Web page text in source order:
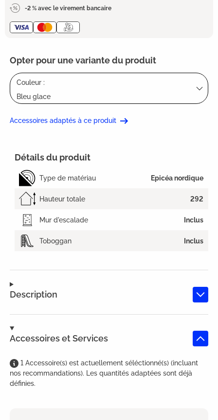
-2 % avec le virement bancaire
Opter pour une variante du produit
Couleur :
Bleu glace
Accessoires adaptés à ce produit
Description
Accessoires et Services
1 Accessoire(s) est actuellement séléctionné(s) (incluant
nos recommandations). Les quantités adaptées sont déjà
définies.
Détails du produit
Type de matériau Epicéa nordique
Hauteur totale 292
Mur d'escalade Inclus
Toboggan Inclus